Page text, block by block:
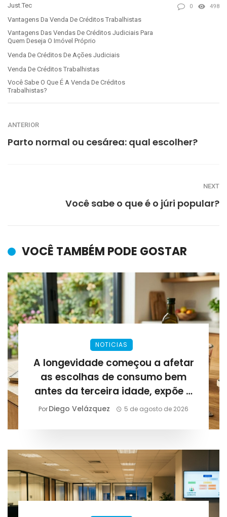
Just.Tec
Vantagens Da Venda De Créditos Trabalhistas
Vantagens Das Vendas De Créditos Judiciais Para
Quem Deseja O Imóvel Próprio
Venda De Créditos De Ações Judiciais
Venda De Créditos Trabalhistas
Você Sabe O Que É A Venda De Créditos
Trabalhistas?
0 498
ANTERIOR
Parto normal ou cesárea: qual escolher?
NEXT
Você sabe o que é o júri popular?
VOCÊ TAMBÉM PODE GOSTAR
NOTICIAS
A longevidade começou a afetar
as escolhas de consumo bem
antes da terceira idade, expõe a
Lirius Suplementos
PorDiego Velázquez 5 de agosto de 2026